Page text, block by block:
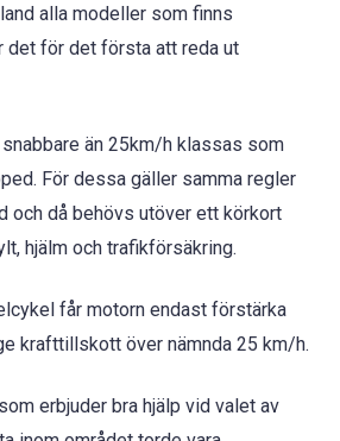
alla modeller som finns
det för det första att reda ut
än 25km/h klassas som
För dessa gäller samma regler
och då behövs utöver ett körkort
hjälm och trafikförsäkring.
får motorn endast förstärka
krafttillskott över nämnda 25 km/h.
erbjuder bra hjälp vid valet av